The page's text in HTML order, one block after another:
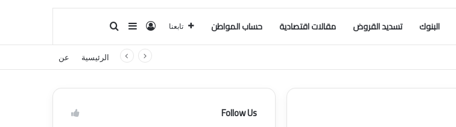
البنوك تسديد القروض مقالات اقتصادية حساب المواطن تابعنا تسجيل الدخول
إضافة عمود جانبي
الرئيسية عن
Follow Us